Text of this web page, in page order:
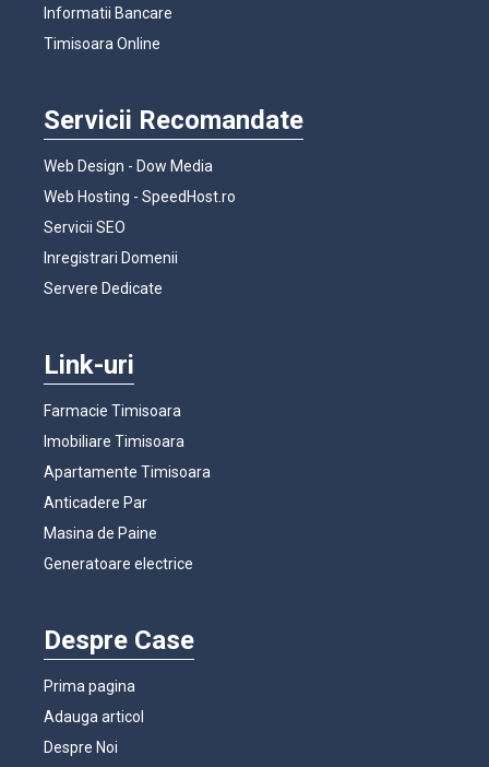
Informatii Bancare
Timisoara Online
Servicii Recomandate
Web Design - Dow Media
Web Hosting - SpeedHost.ro
Servicii SEO
Inregistrari Domenii
Servere Dedicate
Link-uri
Farmacie Timisoara
Imobiliare Timisoara
Apartamente Timisoara
Anticadere Par
Masina de Paine
Generatoare electrice
Despre Case
Prima pagina
Adauga articol
Despre Noi